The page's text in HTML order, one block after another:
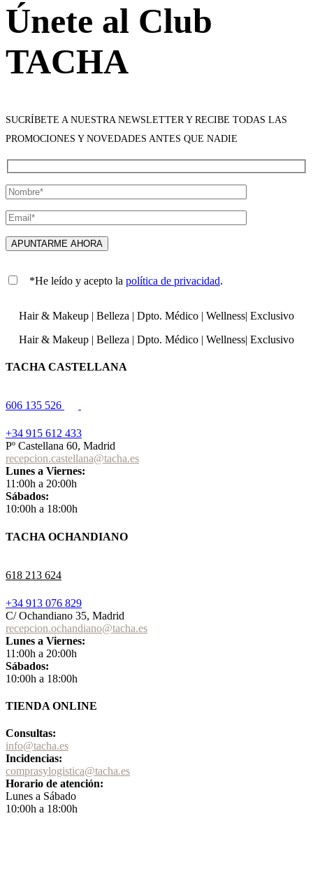
Únete al Club
TACHA
SUCRÍBETE A NUESTRA NEWSLETTER Y RECIBE TODAS LAS
PROMOCIONES Y NOVEDADES ANTES QUE NADIE
*He leído y acepto la política de privacidad.
Hair & Makeup | Belleza | Dpto. Médico | Wellness| Exclusivo
Hair & Makeup | Belleza | Dpto. Médico | Wellness| Exclusivo
TACHA CASTELLANA
606 135 526
+34 915 612 433
Pº Castellana 60, Madrid
recepcion.castellana@tacha.es
Lunes a Viernes:
11:00h a 20:00h
Sábados:
10:00h a 18:00h
TACHA OCHANDIANO
618 213 624
+34 913 076 829
C/ Ochandiano 35, Madrid
recepcion.ochandiano@tacha.es
Lunes a Viernes:
11:00h a 20:00h
Sábados:
10:00h a 18:00h
TIENDA ONLINE
Consultas:
info@tacha.es
Incidencias:
comprasylogistica@tacha.es
Horario de atención:
Lunes a Sábado
10:00h a 18:00h